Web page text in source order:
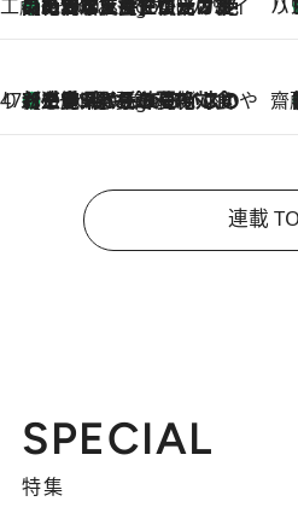
工藤まやのおもてなしハワイ
7 Hours Ago
【ハワイ土産】ローカルの絶大な支持で復活！ 絶品の幻クッキー《元ファンの日本人女性が受け継いだ名店》 ハワイ賢者 リ
47都道府県の手みやげ ひんやりスイーツで夏を満喫
7 Hours Ago
【三重県】この夏絶対食べたい 冷やしておいしいおやつ3選 お餅×アイスの新感覚スイーツ 齋「荷物
連載
SPECIAL
特集